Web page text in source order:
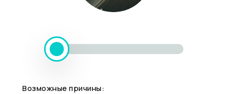
Возможные причины: